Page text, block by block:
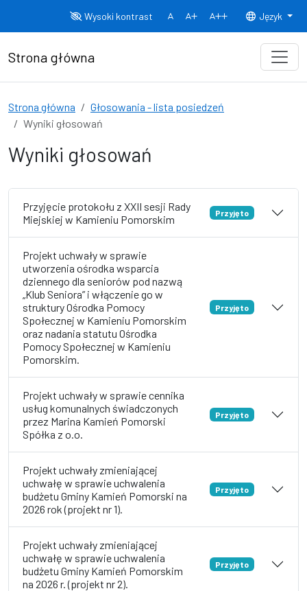
Wysoki kontrast
Normalny rozmiar czcionki
Rozmiar czcionki 150% Rozmiar
Język
Strona główna
Strona główna
Głosowania - lista posiedzeń
Wyniki głosowań
Wyniki głosowań
Przyjęcie protokołu z XXII sesji Rady
Miejskiej w Kamieniu Pomorskim
Przyjęto
Projekt uchwały w sprawie
utworzenia ośrodka wsparcia
dziennego dla seniorów pod nazwą
„Klub Seniora” i włączenie go w
struktury Ośrodka Pomocy
Społecznej w Kamieniu Pomorskim
oraz nadania statutu Ośrodka
Pomocy Społecznej w Kamieniu
Pomorskim.
Przyjęto
Projekt uchwały w sprawie cennika
usług komunalnych świadczonych
przez Marina Kamień Pomorski
Spółka z o.o.
Przyjęto
Projekt uchwały zmieniającej
uchwałę w sprawie uchwalenia
budżetu Gminy Kamień Pomorski na
2026 rok (projekt nr 1).
Przyjęto
Projekt uchwały zmieniającej
uchwałę w sprawie uchwalenia
budżetu Gminy Kamień Pomorskim
na 2026 r. (projekt nr 2).
Przyjęto